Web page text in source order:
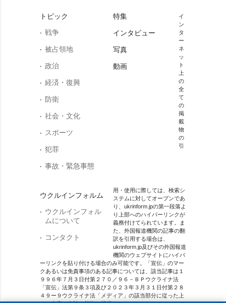
トピック
戦争
被占領地
政治
経済・復興
防衛
社会・文化
スポーツ
犯罪
事故・緊急事態
ウクルインフォルム
ウクルインフォル
ムについて
コンタクト
特集
インタビュー
写真
動画
イ
ン
タ
ー
ネ
ッ
ト
上
の
全
て
の
掲
載
物
の
引
用・使用に際しては、検索シ
ステムに対してオープンであ
り、ukrinform.jpの第一段落よ
り上部へのハイパーリンクが
義務付けてられています。ま
た、外国報道機関の記事の翻
訳を引用する場合は、
ukrinform.jp及びその外国報道
機関のウェブサイトにハイパ
ーリンクを貼り付ける場合のみ可能です。「宣伝」のマー
クあるいは免責事項のある記事については、該当記事は１
９９６年７月３日付第２７０／９６－ＢＰウクライナ法
「宣伝」法第９条３項及び２０２３年３月３１日付第２８
４９ー９ウクライナ法「メディア」の該当部分に従った上